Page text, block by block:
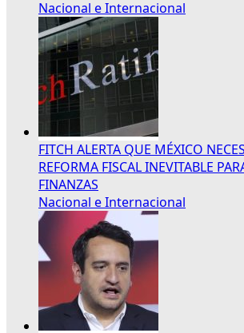
Nacional e Internacional
FITCH ALERTA QUE MÉXICO
REFORMA FISCAL INEVITABLE
FINANZAS
Nacional e Internacional